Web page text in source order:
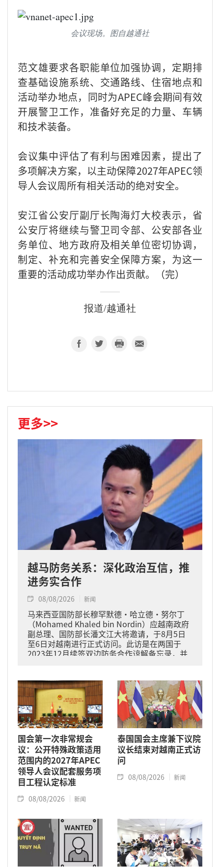
会议现场。图自越通社
范文雄要求各职能单位加强协调，定期排
查基础设施系统、交通路线、住宿地点和
活动举办地点，同时为APEC峰会期间有效
开展警卫工作，准备好充足的力量、车辆
和技术装备。
会议集中评估了有利与困难因素，提出了
多项解决方案，以主动保障2027年APEC领
导人会议周所有相关活动的绝对安全。
安江省公安厅副厅长陶海灯大校表示，省
公安厅将继续与警卫司令部、公安部各业
务单位、地方政府及相关单位密切协调，
制定、补充和完善安全保障方案，为这一
重要的活动成功举办作出贡献。（完）
报道/越通社
更多>>
越马防务关系：深化政治互信，推
进务实合作
08/08/2026 新闻
马来西亚国防部长穆罕默德·哈立德·努尔丁
（Mohamed Khaled bin Nordin）应越南政府
副总理、国防部长潘文江大将邀请，于8月5日
至6日对越南进行正式访问。此访是在两国于
2023年12月续签双边防务合作谅解备忘录，并
国会第一次非常规会
议：公开特殊政策适用
范围内的2027年APEC
领导人会议配套服务项
目工程认定标准
08/08/2026 新闻
泰国国会主席兼下议院
议长结束对越南正式访
问
08/08/2026 新闻